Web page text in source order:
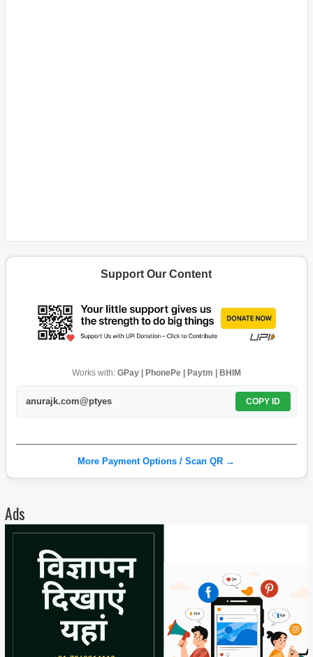
Support Our Content
Works with: GPay | PhonePe | Paytm | BHIM
anurajk.com@ptyes COPY ID
More Payment Options / Scan QR →
Ads